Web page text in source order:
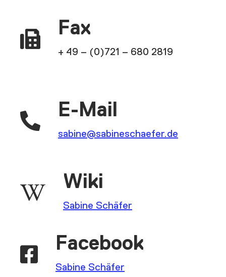
 Fax
+ 49 – (0)721 – 680 2819
 E-Mail
sabine@sabineschaefer.de
 Wiki
Sabine Schäfer
 Facebook
Sabine Schäfer